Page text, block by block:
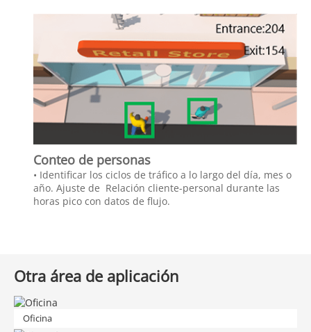
Conteo de personas
• Identificar los ciclos de tráfico a lo largo del día, mes o
año. Ajuste de Relación cliente-personal durante las
horas pico con datos de flujo.
Otra área de aplicación
Oficina